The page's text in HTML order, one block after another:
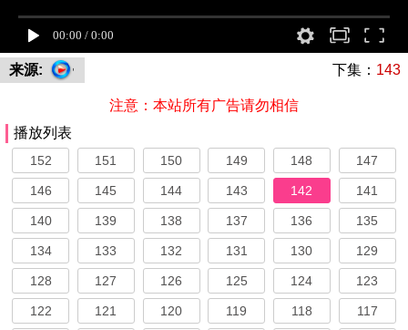
来源: 下集： 143
注意：本站所有广告请勿相信
播放列表
152 151 150 149 148 147
146 145 144 143 142 141
140 139 138 137 136 135
134 133 132 131 130 129
128 127 126 125 124 123
122 121 120 119 118 117